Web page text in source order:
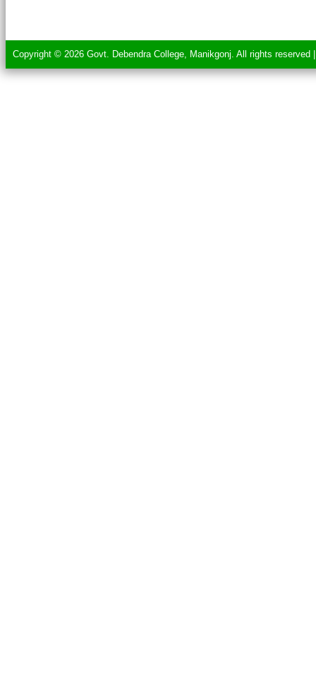
Copyright © 2026 Govt. Debendra College, Manikgonj. All rights reserved